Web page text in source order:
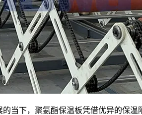
当下，聚氨酯保温板凭借优异的保